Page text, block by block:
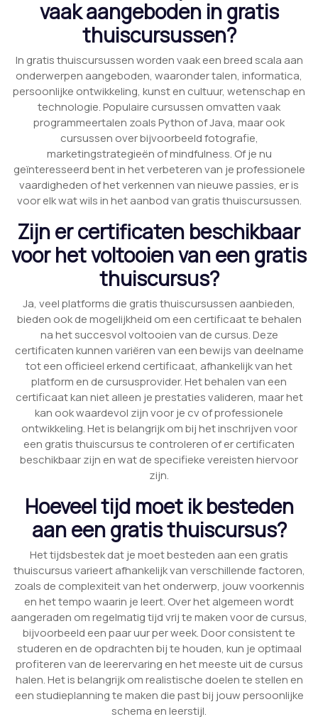
vaak aangeboden in gratis
thuiscursussen?
In gratis thuiscursussen worden vaak een breed scala aan
onderwerpen aangeboden, waaronder talen, informatica,
persoonlijke ontwikkeling, kunst en cultuur, wetenschap en
technologie. Populaire cursussen omvatten vaak
programmeertalen zoals Python of Java, maar ook
cursussen over bijvoorbeeld fotografie,
marketingstrategieën of mindfulness. Of je nu
geïnteresseerd bent in het verbeteren van je professionele
vaardigheden of het verkennen van nieuwe passies, er is
voor elk wat wils in het aanbod van gratis thuiscursussen.
Zijn er certificaten beschikbaar
voor het voltooien van een gratis
thuiscursus?
Ja, veel platforms die gratis thuiscursussen aanbieden,
bieden ook de mogelijkheid om een certificaat te behalen
na het succesvol voltooien van de cursus. Deze
certificaten kunnen variëren van een bewijs van deelname
tot een officieel erkend certificaat, afhankelijk van het
platform en de cursusprovider. Het behalen van een
certificaat kan niet alleen je prestaties valideren, maar het
kan ook waardevol zijn voor je cv of professionele
ontwikkeling. Het is belangrijk om bij het inschrijven voor
een gratis thuiscursus te controleren of er certificaten
beschikbaar zijn en wat de specifieke vereisten hiervoor
zijn.
Hoeveel tijd moet ik besteden
aan een gratis thuiscursus?
Het tijdsbestek dat je moet besteden aan een gratis
thuiscursus varieert afhankelijk van verschillende factoren,
zoals de complexiteit van het onderwerp, jouw voorkennis
en het tempo waarin je leert. Over het algemeen wordt
aangeraden om regelmatig tijd vrij te maken voor de cursus,
bijvoorbeeld een paar uur per week. Door consistent te
studeren en de opdrachten bij te houden, kun je optimaal
profiteren van de leerervaring en het meeste uit de cursus
halen. Het is belangrijk om realistische doelen te stellen en
een studieplanning te maken die past bij jouw persoonlijke
schema en leerstijl.